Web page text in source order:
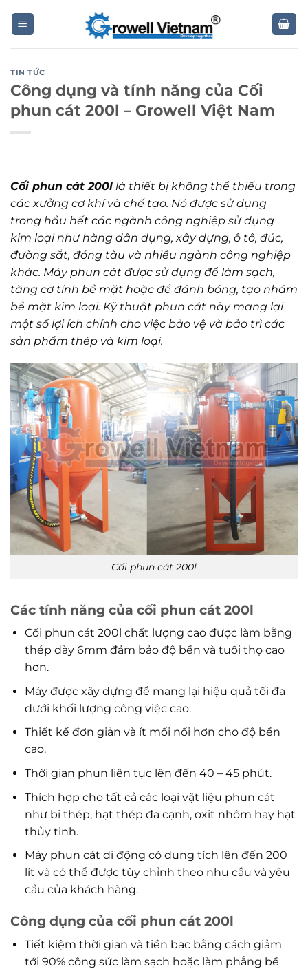
TIN TỨC
Công dụng và tính năng của Cối
phun cát 200l – Growell Việt Nam
Cối phun cát 200l là thiết bị không thể thiếu trong
các xưởng cơ khí và chế tạo. Nó được sử dụng
trong hầu hết các ngành công nghiệp sử dụng
kim loại như hàng dân dụng, xây dựng, ô tô, đúc,
đường sắt, đóng tàu và nhiều ngành công nghiệp
khác. Máy phun cát được sử dụng để làm sạch,
tăng cơ tính bề mặt hoặc để đánh bóng, tạo nhám
bề mặt kim loại. Kỹ thuật phun cát này mang lại
một số lợi ích chính cho việc bảo vệ và bảo trì các
sản phẩm thép và kim loại.
Cối phun cát 200l
Các tính năng của cối phun cát 200l
Cối phun cát 200l chất lượng cao được làm bằng
thép dày 6mm đảm bảo độ bền và tuổi thọ cao
hơn.
Máy được xây dựng để mang lại hiệu quả tối đa
dưới khối lượng công việc cao.
Thiết kế đơn giản và ít mối nối hơn cho độ bền
cao.
Thời gian phun liên tục lên đến 40 – 45 phút.
Thích hợp cho tất cả các loại vật liệu phun cát
như bi thép, hạt thép đa cạnh, oxit nhôm hay hạt
thủy tinh.
Máy phun cát di động có dung tích lên đến 200
lít và có thể được tùy chỉnh theo nhu cầu và yêu
cầu của khách hàng.
Công dụng của cối phun cát 200l
Tiết kiệm thời gian và tiền bạc bằng cách giảm
tới 90% công sức làm sạch hoặc làm phẳng bề